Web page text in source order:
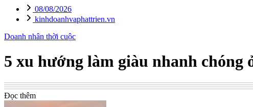
08/08/2026
kinhdoanhvaphattrien.vn
Doanh nhân thời cuộc
5 xu hướng làm giàu nhanh chóng
Đọc thêm